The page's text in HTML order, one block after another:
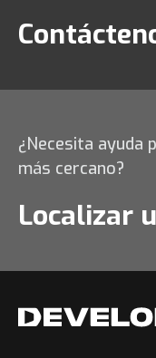
¿Necesita ayuda
más cercano?
Localizar